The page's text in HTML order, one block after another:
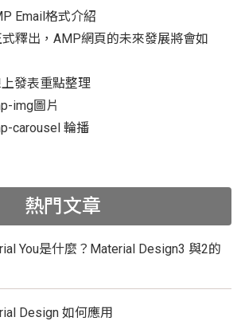
Email格式介紹
釋出，AMP網頁的未來發展將會如
發表重點整理
img圖片
carousel 輪播
熱門文章
You是什麼？Material Design3 與2的
Design 如何應用